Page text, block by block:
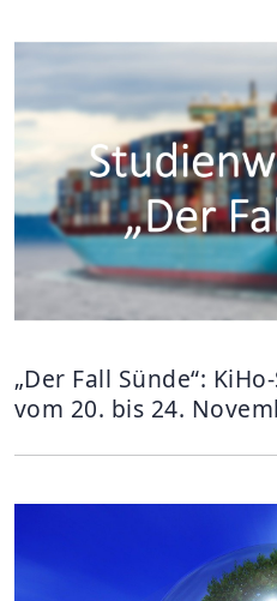
„Der Fall Sünde“:
vom 20. bis 24.